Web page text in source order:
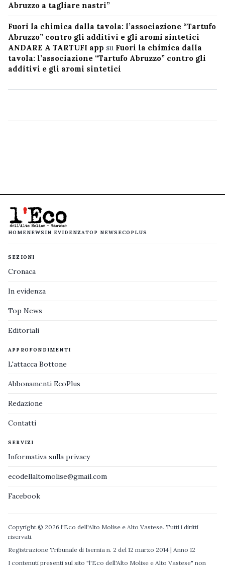
Abruzzo a tagliare nastri”
Fuori la chimica dalla tavola: l’associazione “Tartufo
Abruzzo” contro gli additivi e gli aromi sintetici
ANDARE A TARTUFI app su Fuori la chimica dalla
tavola: l’associazione “Tartufo Abruzzo” contro gli
additivi e gli aromi sintetici
HOMENEWS IN EVIDENZATOP NEWS ECOPLUS
SEZIONI
Cronaca
In evidenza
Top News
Editoriali
APPROFONDIMENTI
L'attacca Bottone
Abbonamenti EcoPlus
Redazione
Contatti
SERVIZI
Informativa sulla privacy
ecodellaltomolise@gmail.com
Facebook
Copyright © 2026 l'Eco dell'Alto Molise e Alto Vastese. Tutti i diritti
riservati.
Registrazione Tribunale di Isernia n. 2 del 12 marzo 2014 | Anno 12
I contenuti presenti sul sito "l'Eco dell'Alto Molise e Alto Vastese" non